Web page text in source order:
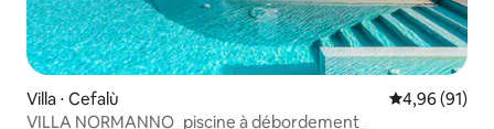
Villa ⋅ Cefalù Évaluation
4,96 (91)
VILLA NORMANNO_piscine à débordement_